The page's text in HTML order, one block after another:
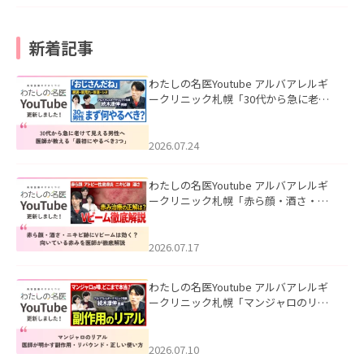
新着記事
わたしの名医Youtube アルバアレルギ
ークリニック札幌「30代から急に老け
た。
2026.07.24
わたしの名医Youtube アルバアレルギ
ークリニック札幌「赤ら顔・酒さ・ニ
した。
2026.07.17
わたしの名医Youtube アルバアレルギ
ークリニック札幌「マンジャロのリア
た。
2026.07.10